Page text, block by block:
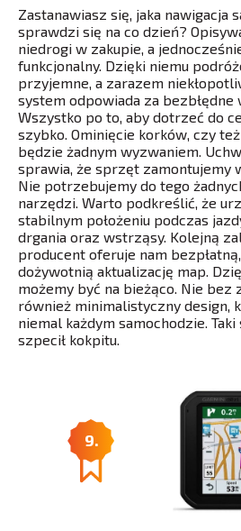
Zastanawiasz się, jaka nawigacja
sprawdzi się na co dzień?
niedrogi w zakupie, a
funkcjonalny. Dzięki niemu
przyjemne, a zarazem
system odpowiada za bezbłędne
Wszystko po to, aby dotrzeć do
szybko. Ominięcie korków, czy
będzie żadnym wyzwaniem.
sprawia, że sprzęt zamontujemy
Nie potrzebujemy do tego
narzędzi. Warto podkreślić, że
stabilnym położeniu podczas
drgania oraz wstrząsy. Kolejną
producent oferuje nam
dożywotnią aktualizację map.
możemy być na bieżąco. Nie bez
również minimalistyczny design,
niemal każdym samochodzie.
szpecił kokpitu.
9.